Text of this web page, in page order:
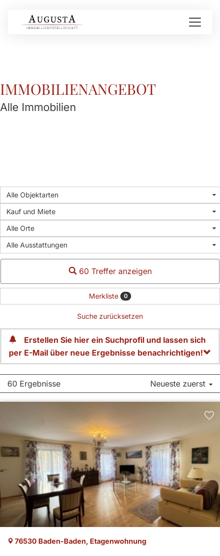
IMMOBILIEN­ANGEBOT
Alle Immobilien
Alle Objektarten
Kauf und Miete
Alle Orte
Alle Ausstattungen
60 Treffer anzeigen
Merkliste 0
Suche zurücksetzen
Erstellen Sie hier ein Suchprofil und lassen sich
per E-Mail über neue Ergebnisse benachrichtigen!
60 Ergebnisse Neueste zuerst
76530 Baden-Baden, Etagenwohnung